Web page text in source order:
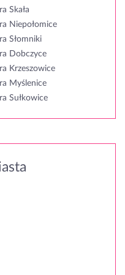
Skała
Niepołomice
Słomniki
Dobczyce
Krzeszowice
Myślenice
Sułkowice